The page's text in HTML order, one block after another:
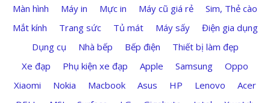
Màn hình
Máy in Mực in Máy cũ giá rẻ
Sim, Thẻ cào
Mắt kính
Trang sức Tủ mát Máy sấy
Điện gia dụng
Dụng cụ
Nhà bếp Bếp điện
Thiết bị làm đẹp
Xe đạp
Phụ kiện xe đạp Apple Samsung
Oppo
Xiaomi
Nokia Macbook Asus HP Lenovo
Acer